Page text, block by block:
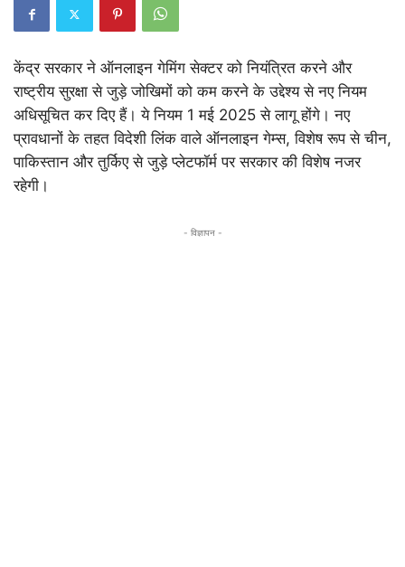
केंद्र सरकार ने ऑनलाइन गेमिंग सेक्टर को नियंत्रित करने और
राष्ट्रीय सुरक्षा से जुड़े जोखिमों को कम करने के उद्देश्य से नए नियम
अधिसूचित कर दिए हैं। ये नियम 1 मई 2025 से लागू होंगे। नए
प्रावधानों के तहत विदेशी लिंक वाले ऑनलाइन गेम्स, विशेष रूप से चीन,
पाकिस्तान और तुर्किए से जुड़े प्लेटफॉर्म पर सरकार की विशेष नजर
रहेगी।
- विज्ञापन -